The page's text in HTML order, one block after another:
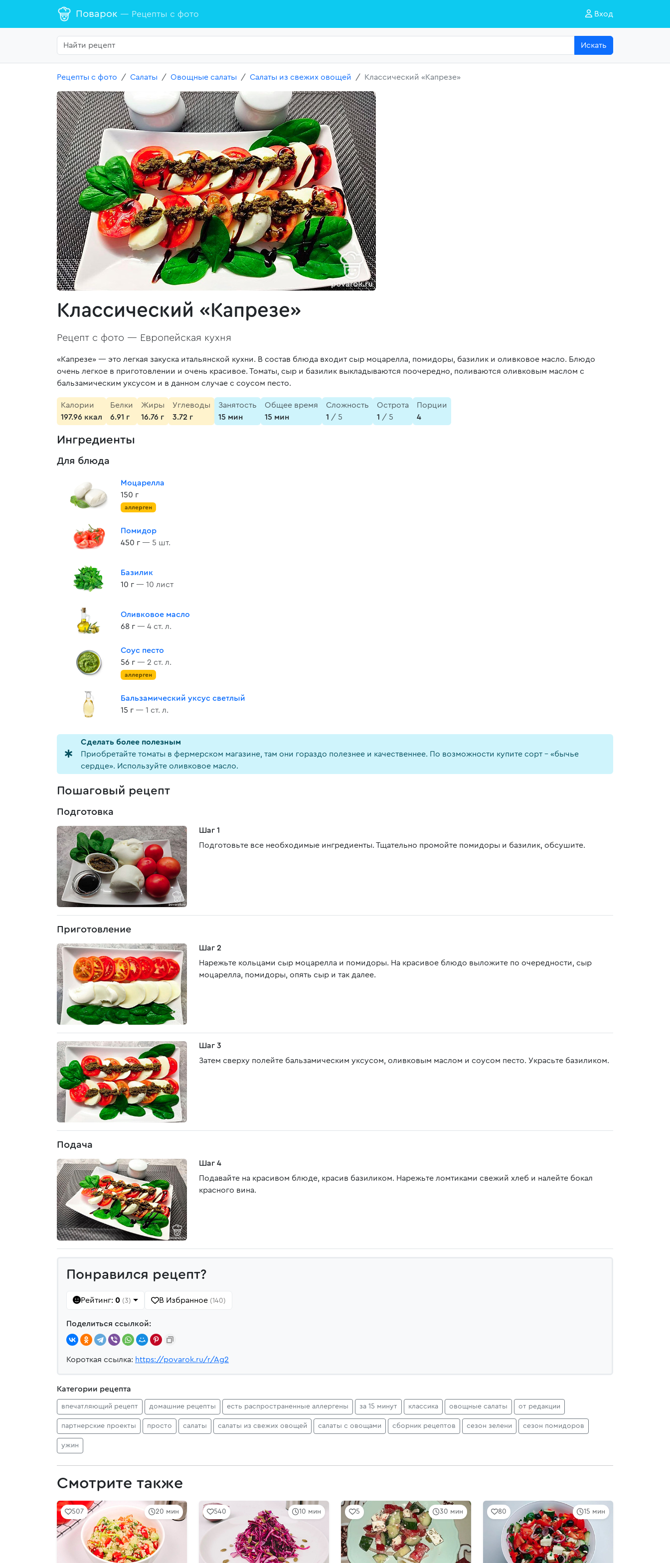
Поварок — Рецепты с фото Вход
Искать
Рецепты с фото Салаты Овощные салаты Салаты из свежих овощей Классический «Капрезе»
Классический «Капрезе»
Рецепт с фото — Европейская кухня
«Капрезе» — это легкая закуска итальянской кухни. В состав блюда входит сыр моцарелла, помидоры, базилик и оливковое масло. Блюдо
очень легкое в приготовлении и очень красивое. Томаты, сыр и базилик выкладываются поочередно, поливаются оливковым маслом с
бальзамическим уксусом и в данном случае с соусом песто.
Калории
197.96 ккал
Белки
6.91 г
Жиры
16.76 г
Углеводы
3.72 г
Занятость
15 мин
Общее время
15 мин
Сложность
1 / 5
Острота
1 / 5
Порции
4
Ингредиенты
Для блюда
Моцарелла
150 г
аллерген
Помидор
450 г — 5 шт.
Базилик
10 г — 10 лист
Оливковое масло
68 г — 4 ст. л.
Соус песто
56 г — 2 ст. л.
аллерген
Бальзамический уксус светлый
15 г — 1 ст. л.
Cделать более полезным
Приобретайте томаты в фермерском магазине, там они гораздо полезнее и качественнее. По возможности купите сорт - «бычье
сердце». Используйте оливковое масло.
Пошаговый рецепт
Подготовка
Шаг 1
Подготовьте все необходимые ингредиенты. Тщательно промойте помидоры и базилик, обсушите.
Приготовление
Шаг 2
Нарежьте кольцами сыр моцарелла и помидоры. На красивое блюдо выложите по очередности, сыр
моцарелла, помидоры, опять сыр и так далее.
Шаг 3
Затем сверху полейте бальзамическим уксусом, оливковым маслом и соусом песто. Украсьте базиликом.
Подача
Шаг 4
Подавайте на красивом блюде, красив базиликом. Нарежьте ломтиками свежий хлеб и налейте бокал
красного вина.
Понравился рецепт?
Рейтинг: 0 (3) В Избранное (140)
Поделиться ссылкой:
Короткая ссылка: https://povarok.ru/r/Ag2
Категории рецепта
впечатляющий рецепт домашние рецепты есть распространенные аллергены за 15 минут классика овощные салаты от редакции
партнерские проекты просто салаты салаты из свежих овощей салаты с овощами сборник рецептов сезон зелени сезон помидоров
ужин
Смотрите также
20 мин
507 10 мин
540 30 мин
5 15 мин
80